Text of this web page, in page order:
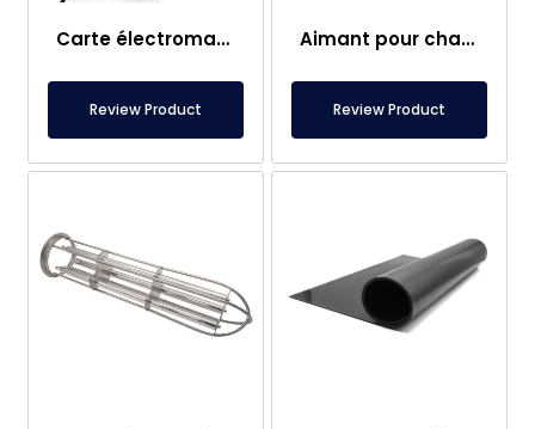
Carte électromagnétique
Review Product
Aimant pour chariot élévateur – Entièrement en inox – Distance effective de 10 cm – Libération facile avec poignée
Review Product